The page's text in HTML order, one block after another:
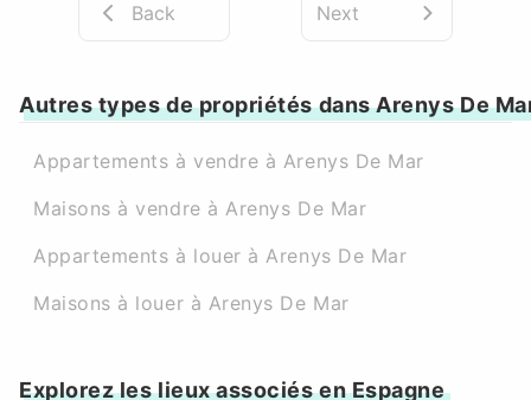
Back Next
Autres types de propriétés dans Arenys De
Appartements à vendre à Arenys De Mar
Maisons à vendre à Arenys De Mar
Appartements à louer à Arenys De Mar
Maisons à louer à Arenys De Mar
Explorez les lieux associés en Espagne